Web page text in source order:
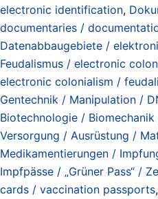
electronic identification,
documentaries /
Datenabbaugebiete /
Feudalismus / electronic
electronic colonialism /
Gentechnik / Manipulation /
Biotechnologie /
Versorgung / Ausrüstung /
Medikamentierungen /
Impfpässe / „Grüner Pass“ /
cards / vaccination passports,